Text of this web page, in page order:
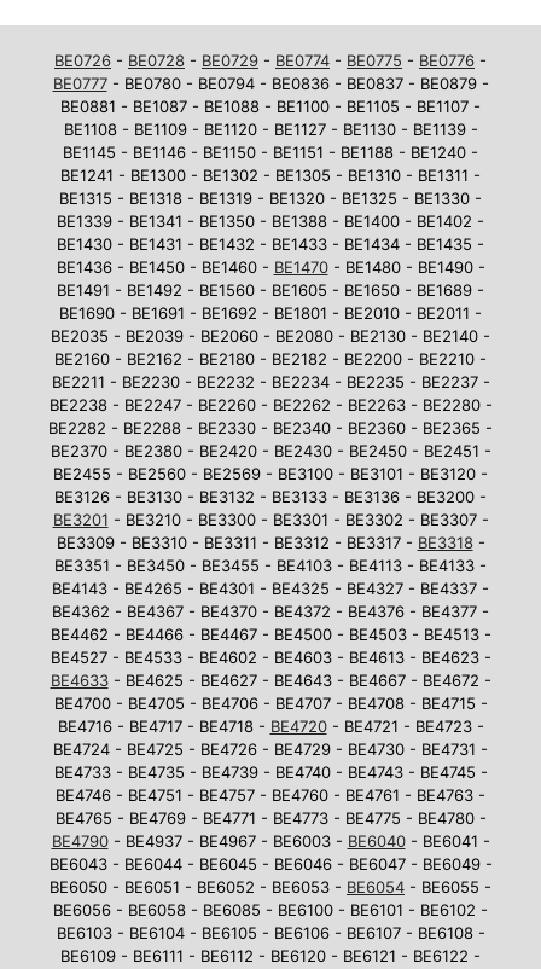
BE0726 - BE0728 - BE0729 - BE0774 - BE0775 - BE0776 -
BE0777- BE0780 - BE0794 - BE0836 - BE0837 - BE0879 -
BE0881 - BE1087 - BE1088 - BE1100 - BE1105 - BE1107 -
BE1108 - BE1109 - BE1120 - BE1127 - BE1130 - BE1139 -
BE1145 - BE1146 - BE1150 - BE1151 - BE1188 - BE1240 -
BE1241 - BE1300 - BE1302 - BE1305 - BE1310 - BE1311 -
BE1315 - BE1318 - BE1319 - BE1320 - BE1325 - BE1330 -
BE1339 - BE1341 - BE1350 - BE1388 - BE1400 - BE1402 -
BE1430 - BE1431 - BE1432 - BE1433 - BE1434 - BE1435 -
BE1436 - BE1450 - BE1460 - BE1470- BE1480 - BE1490 -
BE1491 - BE1492 - BE1560 - BE1605 - BE1650 - BE1689 -
BE1690 - BE1691 - BE1692 - BE1801 - BE2010 - BE2011 -
BE2035 - BE2039 - BE2060 - BE2080 - BE2130 - BE2140 -
BE2160 - BE2162 - BE2180 - BE2182 - BE2200 - BE2210 -
BE2211 - BE2230 - BE2232 - BE2234 - BE2235 - BE2237 -
BE2238 - BE2247 - BE2260 - BE2262 - BE2263 - BE2280 -
BE2282 - BE2288 - BE2330 - BE2340 - BE2360 - BE2365 -
BE2370 - BE2380 - BE2420 - BE2430 - BE2450 - BE2451 -
BE2455 - BE2560 - BE2569 - BE3100 - BE3101 - BE3120 -
BE3126 - BE3130 - BE3132 - BE3133 - BE3136 - BE3200 -
BE3201 - BE3210 - BE3300 - BE3301 - BE3302 - BE3307 -
BE3309 - BE3310 - BE3311 - BE3312 - BE3317 - BE3318-
BE3351 - BE3450 - BE3455 - BE4103 - BE4113 - BE4133 -
BE4143 - BE4265 - BE4301 - BE4325 - BE4327 - BE4337 -
BE4362 - BE4367 - BE4370 - BE4372 - BE4376 - BE4377 -
BE4462 - BE4466 - BE4467 - BE4500 - BE4503 - BE4513 -
BE4527 - BE4533 - BE4602 - BE4603 - BE4613 - BE4623 -
BE4633- BE4625 - BE4627 - BE4643 - BE4667 - BE4672 -
BE4700 - BE4705 - BE4706 - BE4707 - BE4708 - BE4715 -
BE4716 - BE4717 - BE4718 - BE4720- BE4721 - BE4723 -
BE4724 - BE4725 - BE4726 - BE4729 - BE4730 - BE4731 -
BE4733 - BE4735 - BE4739 - BE4740 - BE4743 - BE4745 -
BE4746 - BE4751 - BE4757 - BE4760 - BE4761 - BE4763 -
BE4765 - BE4769 - BE4771 - BE4773 - BE4775 - BE4780 -
BE4790- BE4937 - BE4967 - BE6003 - BE6040- BE6041 -
BE6043 - BE6044 - BE6045 - BE6046 - BE6047 - BE6049 -
BE6050 - BE6051 - BE6052 - BE6053 - BE6054 - BE6055 -
BE6056 - BE6058 - BE6085 - BE6100 - BE6101 - BE6102 -
BE6103 - BE6104 - BE6105 - BE6106 - BE6107 - BE6108 -
BE6109 - BE6111 - BE6112 - BE6120 - BE6121 - BE6122 -